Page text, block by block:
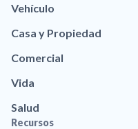
Vehículo
Casa y Propiedad
Comercial
Vida
Salud
Recursos